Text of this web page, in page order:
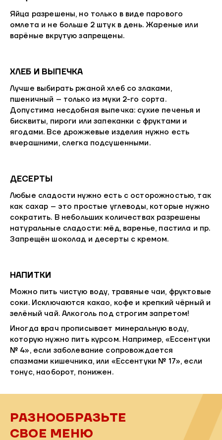
Яйца разрешены, но только в виде парового
омлета и не больше 2 штук в день. Жареные или
варёные вкрутую запрещены.
ХЛЕБ И ВЫПЕЧКА
Лучше выбирать ржаной хлеб со злаками,
пшеничный – только из муки 2-го сорта.
Допустима несдобная выпечка: сухие печенья и
бисквиты, пироги или запеканки с фруктами и
ягодами. Все дрожжевые изделия нужно есть
вчерашними, слегка подсушенными.
ДЕСЕРТЫ
Любые сладости нужно есть с осторожностью, так
как сахар – это простые углеводы, которые нужно
сократить. В небольших количествах разрешены
натуральные сладости: мёд, варенье, пастила и пр.
Запрещён шоколад и десерты с кремом.
НАПИТКИ
Можно пить чистую воду, травяные чаи, фруктовые
соки. Исключаются какао, кофе и крепкий чёрный и
зелёный чай. Алкоголь под строгим запретом!
Иногда врач прописывает минеральную воду,
которую нужно пить курсом. Например, «Ессентуки
№ 4», если заболевание сопровождается
спазмами кишечника, или «Ессентуки № 17», если
тонус, наоборот, понижен.
РАЗНООБРАЗЬТЕ
СВОЕ МЕНЮ